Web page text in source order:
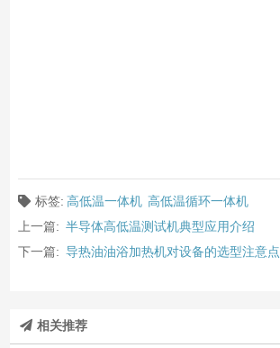
标签: 高低温一体机 高低温循环一体机
上一篇: 半导体高低温测试机典型应用介绍
下一篇: 导热油油浴加热机对设备的选型注意点
相关推荐